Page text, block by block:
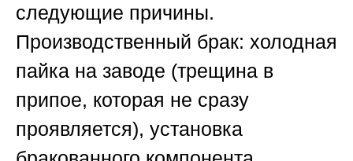
следующие причины.
Производственный брак: холодная
пайка на заводе (трещина в
припое, которая не сразу
проявляется), установка